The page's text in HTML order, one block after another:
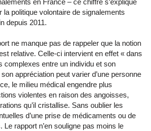
en France – ce chiffre s’explique
la politique volontaire de signalements
depuis 2011.
ne manque pas de rappeler que la notion
relative. Celle-ci intervient en effet « dans
complexes entre un individu et son
appréciation peut varier d’une personne
le milieu médical engendre plus
violentes en raison des angoisses,
qu’il cristallise. Sans oublier les
d’une prise de médicaments ou de
Le rapport n’en souligne pas moins le